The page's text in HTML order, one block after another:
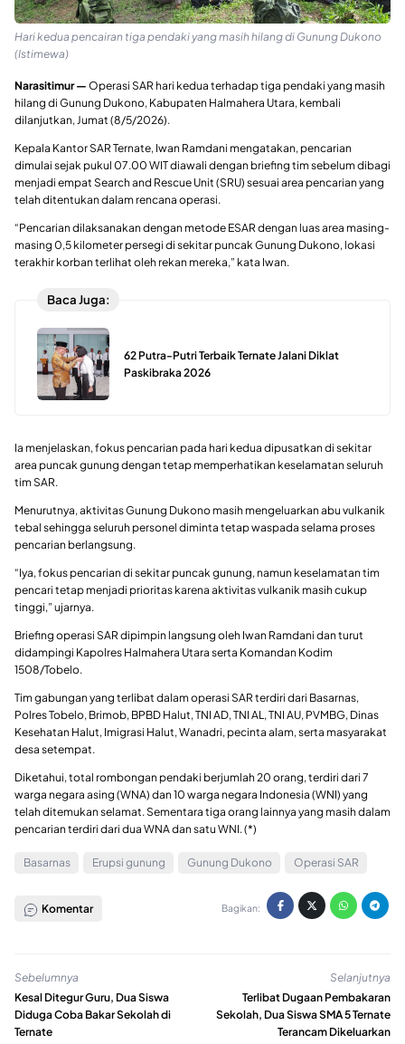
Hari kedua pencairan tiga pendaki yang masih hilang di Gunung Dukono
(Istimewa)
Narasitimur — Operasi SAR hari kedua terhadap tiga pendaki yang masih
hilang di Gunung Dukono, Kabupaten Halmahera Utara, kembali
dilanjutkan, Jumat (8/5/2026).
Kepala Kantor SAR Ternate, Iwan Ramdani mengatakan, pencarian
dimulai sejak pukul 07.00 WIT diawali dengan briefing tim sebelum dibagi
menjadi empat Search and Rescue Unit (SRU) sesuai area pencarian yang
telah ditentukan dalam rencana operasi.
“Pencarian dilaksanakan dengan metode ESAR dengan luas area masing-
masing 0,5 kilometer persegi di sekitar puncak Gunung Dukono, lokasi
terakhir korban terlihat oleh rekan mereka,” kata Iwan.
Baca Juga:
62 Putra-Putri Terbaik Ternate Jalani Diklat
Paskibraka 2026
Ia menjelaskan, fokus pencarian pada hari kedua dipusatkan di sekitar
area puncak gunung dengan tetap memperhatikan keselamatan seluruh
tim SAR.
Menurutnya, aktivitas Gunung Dukono masih mengeluarkan abu vulkanik
tebal sehingga seluruh personel diminta tetap waspada selama proses
pencarian berlangsung.
“Iya, fokus pencarian di sekitar puncak gunung, namun keselamatan tim
pencari tetap menjadi prioritas karena aktivitas vulkanik masih cukup
tinggi,” ujarnya.
Briefing operasi SAR dipimpin langsung oleh Iwan Ramdani dan turut
didampingi Kapolres Halmahera Utara serta Komandan Kodim
1508/Tobelo.
Tim gabungan yang terlibat dalam operasi SAR terdiri dari Basarnas,
Polres Tobelo, Brimob, BPBD Halut, TNI AD, TNI AL, TNI AU, PVMBG, Dinas
Kesehatan Halut, Imigrasi Halut, Wanadri, pecinta alam, serta masyarakat
desa setempat.
Diketahui, total rombongan pendaki berjumlah 20 orang, terdiri dari 7
warga negara asing (WNA) dan 10 warga negara Indonesia (WNI) yang
telah ditemukan selamat. Sementara tiga orang lainnya yang masih dalam
pencarian terdiri dari dua WNA dan satu WNI. (*)
Basarnas Erupsi gunung Gunung Dukono Operasi SAR
Komentar Bagikan:
Sebelumnya
Kesal Ditegur Guru, Dua Siswa
Diduga Coba Bakar Sekolah di
Ternate
Selanjutnya
Terlibat Dugaan Pembakaran
Sekolah, Dua Siswa SMA 5 Ternate
Terancam Dikeluarkan